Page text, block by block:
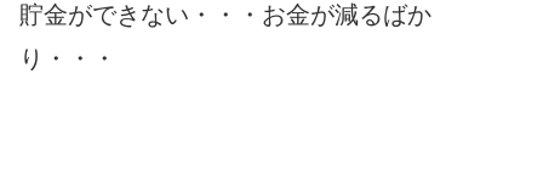
貯金ができない・・・お金が減るばか
り・・・